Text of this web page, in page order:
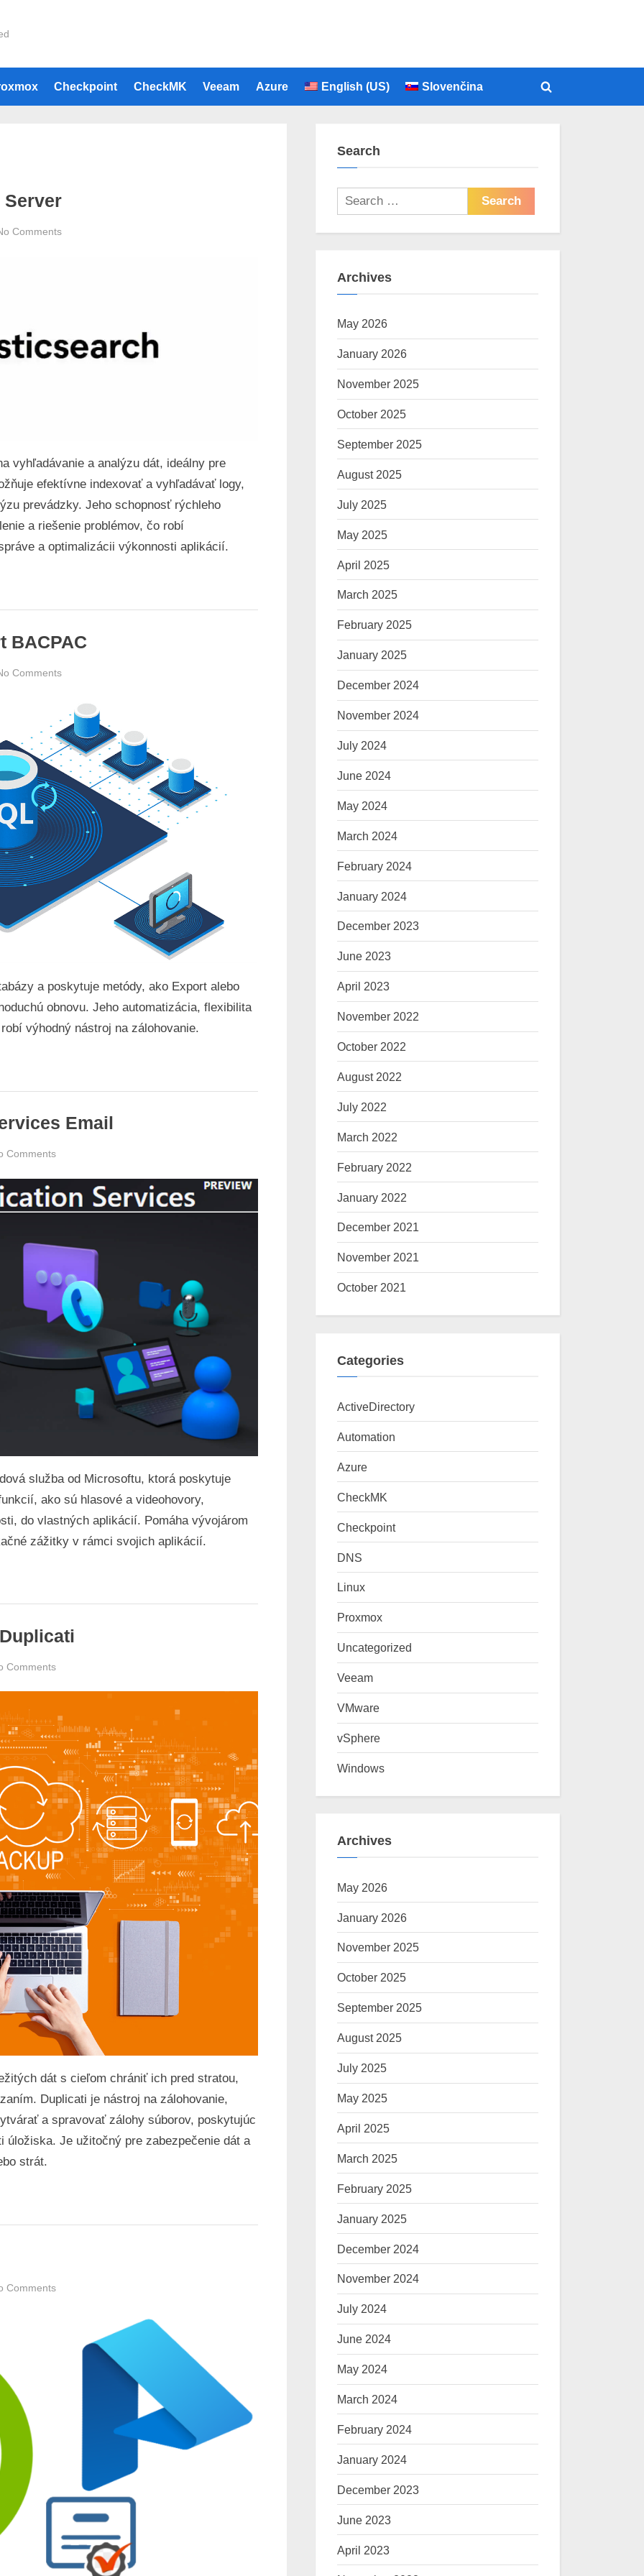
Checkpoint CheckMK Veeam Azure English (US) Slovenčina
Toggle
Server
Commentson
vyhľadávanie a analýzu dát, ideálny pre
efektívne indexovať a vyhľadávať logy,
prevádzky. Jeho schopnosť rýchleho
a riešenie problémov, čo robí
a optimalizácii výkonnosti aplikácií.
BACPAC
Commentson
SQL
Server
Export
BACPAC
a poskytuje metódy, ako Export alebo
obnovu. Jeho automatizácia, flexibilita
výhodný nástroj na zálohovanie.
Email
Commentson
Communication
Services
služba od Microsoftu, ktorá poskytuje
ako sú hlasové a videohovory,
do vlastných aplikácií. Pomáha vývojárom
zážitky v rámci svojich aplikácií.
Commentson
Fileshare
Duplicati
dát s cieľom chrániť ich pred stratou,
Duplicati je nástroj na zálohovanie,
a spravovať zálohy súborov, poskytujúc
úložiska. Je užitočný pre zabezpečenie dát a
strát.
Commentson
Search
Search
for:
Archives
May 2026
January 2026
November 2025
October 2025
September 2025
August 2025
July 2025
May 2025
April 2025
March 2025
February 2025
January 2025
December 2024
November 2024
July 2024
June 2024
May 2024
March 2024
February 2024
January 2024
December 2023
June 2023
April 2023
November 2022
October 2022
August 2022
July 2022
March 2022
February 2022
January 2022
December 2021
November 2021
October 2021
Categories
ActiveDirectory
Automation
Azure
CheckMK
Checkpoint
DNS
Linux
Proxmox
Uncategorized
Veeam
VMware
vSphere
Windows
Archives
May 2026
January 2026
November 2025
October 2025
September 2025
August 2025
July 2025
May 2025
April 2025
March 2025
February 2025
January 2025
December 2024
November 2024
July 2024
June 2024
May 2024
March 2024
February 2024
January 2024
December 2023
June 2023
April 2023